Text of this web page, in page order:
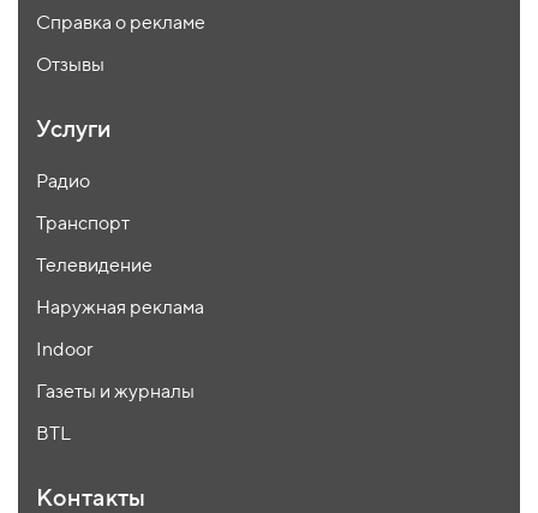
Справка о рекламе
Отзывы
Услуги
Радио
Транспорт
Телевидение
Наружная реклама
Indoor
Газеты и журналы
BTL
Контакты